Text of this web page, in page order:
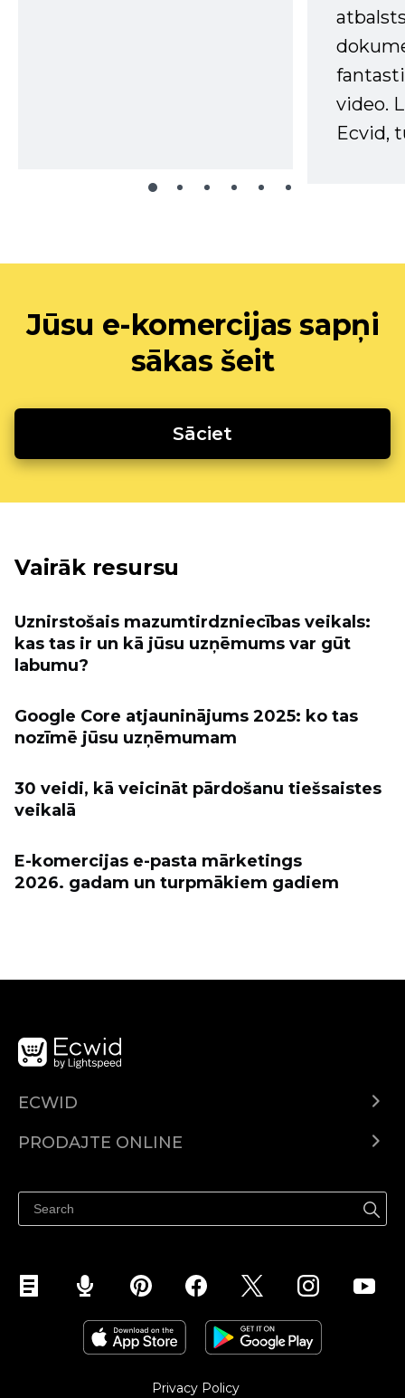
video.
Ecvid,
Jūsu e-komercijas sapņi
sākas šeit
Sāciet
Vairāk resursu
Uznirstošais mazumtirdzniecības veikals:
kas tas ir un kā jūsu uzņēmums var gūt
labumu?
Google Core atjauninājums 2025: ko tas
nozīmē jūsu uzņēmumam
30 veidi, kā veicināt pārdošanu tiešsaistes
veikalā
E-komercijas e-pasta mārketings
2026. gadam un turpmākiem gadiem
ECWID
PRODAJTE ONLINE
Privacy Policy